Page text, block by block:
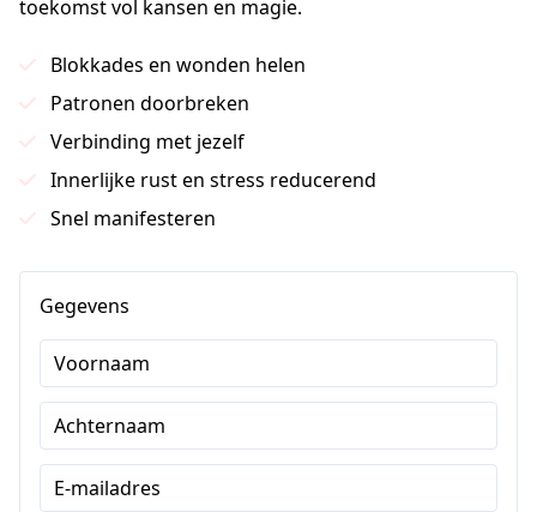
toekomst vol kansen en magie.
Blokkades en wonden helen
Patronen doorbreken
Verbinding met jezelf
Innerlijke rust en stress reducerend
Snel manifesteren
Gegevens
Voornaam
Achternaam
E-mailadres